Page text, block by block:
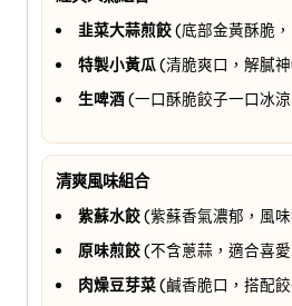
韭菜大蒜煎餃(底部金黃酥脆
特製小黃瓜(清脆爽口，解膩
生啤酒(一口酥脆餃子一口冰
清爽風味組合
紫蘇水餃(紫蘇香氣濃郁，風
原味煎餃(不含蔥蒜，適合喜
肉燥豆芽菜(鹹香脆口，搭配